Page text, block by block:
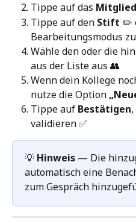
Tippe auf das
Tippe auf den Stift ✏️
Bearbeitungsmodus
Wähle den oder die
aus der Liste aus 👥
Wenn dein Kollege
nutze die Option
Tippe auf Bestätigen
validieren ✅
💡 Hinweis — Die
automatisch eine
zum Gespräch